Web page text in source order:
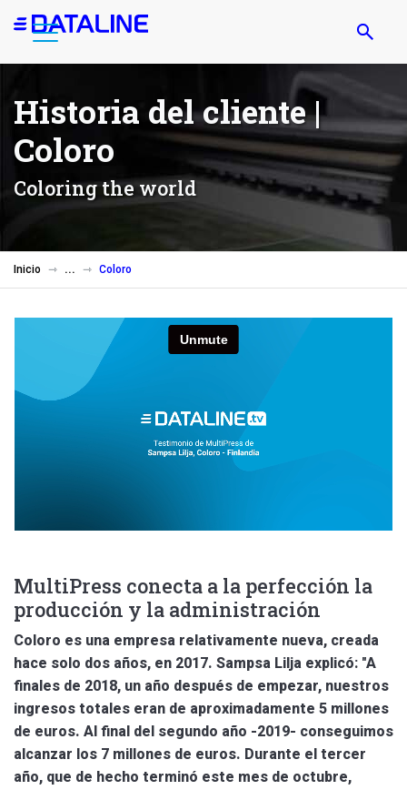
Pasar
Historia del cliente |
Coloro
Coloring the world
Inicio Coloro
MultiPress conecta a la perfección la
producción y la administración
Coloro es una empresa relativamente nueva, creada
hace solo dos años, en 2017. Sampsa Lilja explicó: "A
finales de 2018, un año después de empezar, nuestros
ingresos totales eran de aproximadamente 5 millones
de euros. Al final del segundo año -2019- conseguimos
alcanzar los 7 millones de euros. Durante el tercer
año, que de hecho terminó este mes de octubre,